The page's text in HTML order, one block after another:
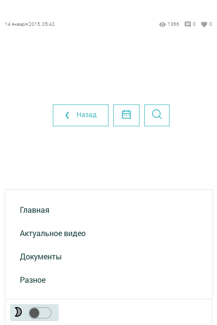
14 января 2015, 05:42 1366 0 0
❮ Назад
Главная
Актуальное видео
Документы
Разное